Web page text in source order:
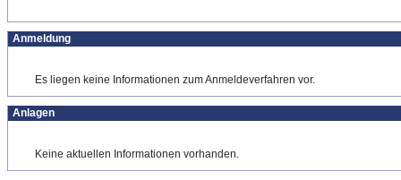
Anmeldung
Es liegen keine Informationen zum Anmeldeverfahren vor.
Anlagen
Keine aktuellen Informationen vorhanden.